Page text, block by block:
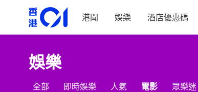
港聞 娛樂 酒店優惠碼
娛樂
全部 即時娛樂 人氣 電影 眾樂迷